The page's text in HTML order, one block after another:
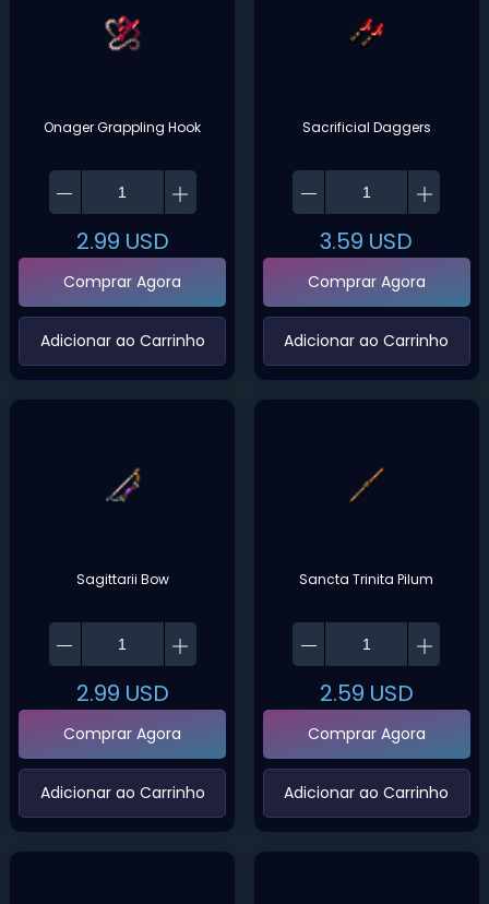
Onager Grappling Hook
2.99 USD
Comprar Agora
‌Adicionar ao Carrinho‌
Sacrificial Daggers
3.59 USD
Comprar Agora
‌Adicionar ao Carrinho‌
Sagittarii Bow
2.99 USD
Comprar Agora
‌Adicionar ao Carrinho‌
Sancta Trinita Pilum
2.59 USD
Comprar Agora
‌Adicionar ao Carrinho‌